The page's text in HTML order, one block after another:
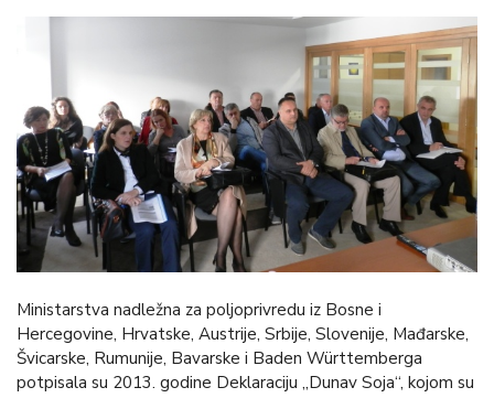
Ministarstva nadležna za poljoprivredu iz Bosne i
Hercegovine, Hrvatske, Austrije, Srbije, Slovenije, Mađarske,
Švicarske, Rumunije, Bavarske i Baden Württemberga
potpisala su 2013. godine Deklaraciju „Dunav Soja“, kojom su